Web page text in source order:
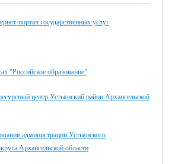
портал государственных услуг
"Российское образование"
центр Устьянский район Архангельской
администрации Устьянского
Архангельской области